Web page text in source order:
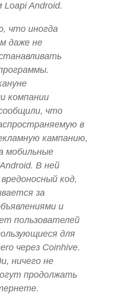
Loapi Android.
что иногда
даже не
компании
что
в
кампанию,
мобильные
В ней
код,
за
и
пользователей
для
через Coinhive.
ничего не
продолжать